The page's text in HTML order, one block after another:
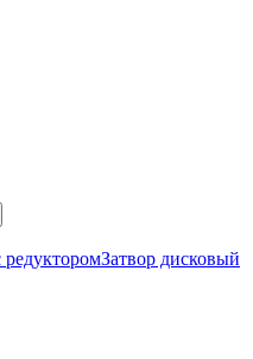
Затвор дисковый